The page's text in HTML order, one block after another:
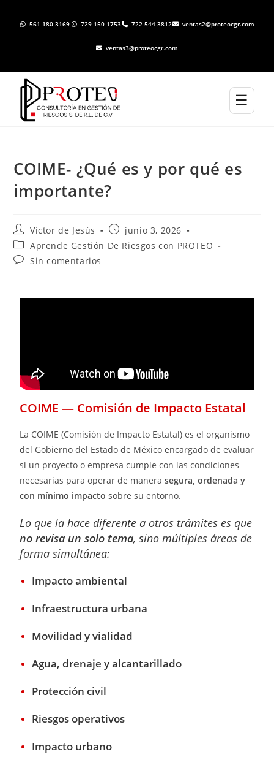
561 180 3169 729 150 1753 722 544 3812 ventas2@proteocgr.com
ventas3@proteocgr.com
☰
COIME- ¿Qué es y por qué es
importante?
Víctor de Jesús
junio 3, 2026
Aprende Gestión De Riesgos con PROTEO
Sin comentarios
COIME — Comisión de Impacto Estatal
La COIME (Comisión de Impacto Estatal) es el organismo
del Gobierno del Estado de México encargado de evaluar
si un proyecto o empresa cumple con las condiciones
necesarias para operar de manerasegura, ordenada y
con mínimo impacto sobre su entorno.
Lo que la hace diferente a otros trámites es que
no revisa un solo tema, sino múltiples áreas de
forma simultánea:
Impacto ambiental
Infraestructura urbana
Movilidad y vialidad
Agua, drenaje y alcantarillado
Protección civil
Riesgos operativos
Impacto urbano